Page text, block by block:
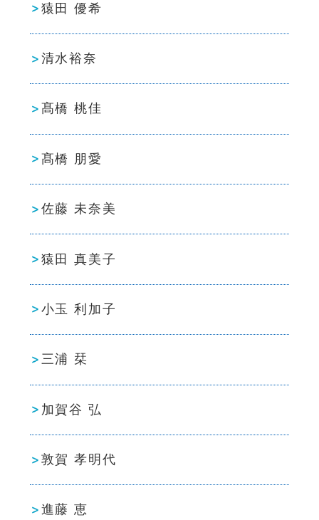
猿田 優希
清水裕奈
髙橋 桃佳
髙橋 朋愛
佐藤 未奈美
猿田 真美子
小玉 利加子
三浦 栞
加賀谷 弘
敦賀 孝明代
進藤 恵